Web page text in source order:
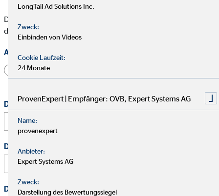
Die mit * gekennzeichneten Felder müssen ausgefüllt werden,
damit wir Deine Bewerbung bearbeiten können.
Anrede
Herr
Dein vollständiger Name *
Deine E-Mail Adresse
Deine Telefonnummer
LongTail Ad Solutions Inc.
Zweck:
Einbinden von Videos
Cookie Laufzeit:
24 Monate
ProvenExpert | Empfänger: OVB, Expert Systems AG
Name:
provenexpert
Anbieter:
Expert Systems AG
Zweck:
Darstellung des Bewertungssiegel